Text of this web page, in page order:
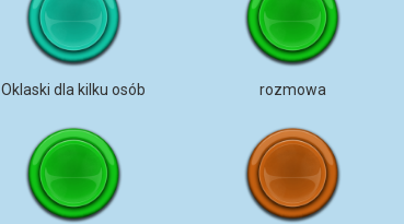
Oklaski dla kilku osób rozmowa